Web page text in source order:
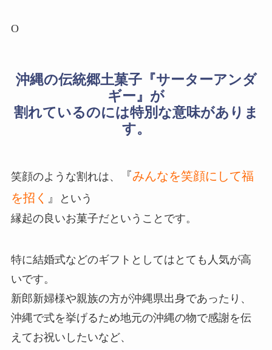
O
沖縄の伝統郷土菓子『サーターアンダ
ギー』が
割れているのには特別な意味がありま
す。
笑顔のような割れは、 『みんなを笑顔にして福
を招く 』
という
縁起の良いお菓子だということです。
特に結婚式などのギフトとしてはとても人気が高
いです。
新郎新婦様や親族の方が沖縄県出身であったり、
沖縄で式を挙げるため地元の沖縄の物で感謝を伝
えてお祝いしたいなど、